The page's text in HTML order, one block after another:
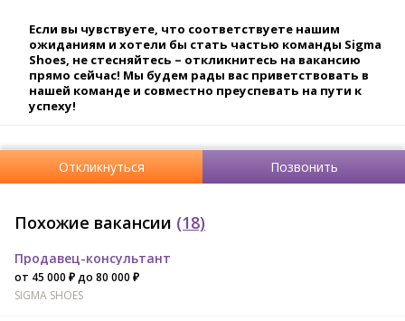
Если вы чувствуете, что соответствуете нашим
ожиданиям и хотели бы стать частью команды Sigma
Shoes, не стесняйтесь – откликнитесь на вакансию
прямо сейчас! Мы будем рады вас приветствовать в
нашей команде и совместно преуспевать на пути к
успеху!
Откликнуться Позвонить
Похожие вакансии (18)
Продавец-консультант
от 45 000 ₽ до 80 000 ₽
SIGMA SHOES